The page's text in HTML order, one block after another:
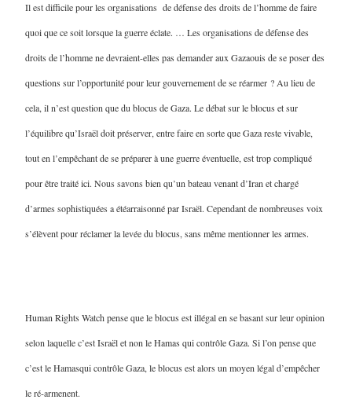
Il est difficile pour les organisations de défense des droits de l’homme de faire
quoi que ce soit lorsque la guerre éclate. … Les organisations de défense des
droits de l’homme ne devraient-elles pas demander aux Gazaouis de se poser des
questions sur l’opportunité pour leur gouvernement de se réarmer ? Au lieu de
cela, il n’est question que du blocus de Gaza. Le débat sur le blocus et sur
l’équilibre qu’Israël doit préserver, entre faire en sorte que Gaza reste vivable,
tout en l’empêchant de se préparer à une guerre éventuelle, est trop compliqué
pour être traité ici. Nous savons bien qu’un bateau venant d’Iran et chargé
d’armes sophistiquées a étéarraisonné par Israël. Cependant de nombreuses voix
s’élèvent pour réclamer la levée du blocus, sans même mentionner les armes.
Human Rights Watch pense que le blocus est illégal en se basant sur leur opinion
selon laquelle c’est Israël et non le Hamas qui contrôle Gaza. Si l’on pense que
c’est le Hamasqui contrôle Gaza, le blocus est alors un moyen légal d’empêcher
le ré-armenent.